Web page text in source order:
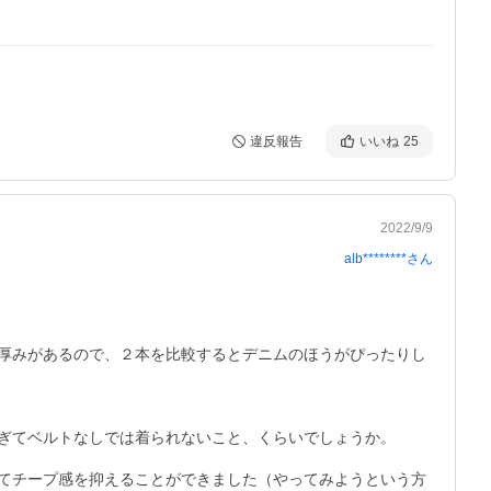
違反報告 いいね 25
2022/9/9
alb********さん
があるので、２本を比較するとデニムのほうがぴったりし
ベルトなしでは着られないこと、くらいでしょうか。
ープ感を抑えることができました（やってみようという方